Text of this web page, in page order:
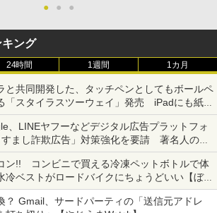
● ● ●
ング
24時間 1週間 1カ月
と共同開発した、タッチペンとしてもボールペ
「スタイラスツーウェイ」発売 iPadにも紙に
書き込める
、LINEヤフーなどデジタル広告プラットフォ
まし詐欺広告」対策強化を要請 著名人の写
投資詐欺などへの対策として
ン!! コンビニで買える冷凍ペットボトルで体
冷ベストがロードバイクにちょうどいい【ぼっ
その14】【空いた時間でなにしてる？】
？ Gmail、サードパーティの「送信元アドレ